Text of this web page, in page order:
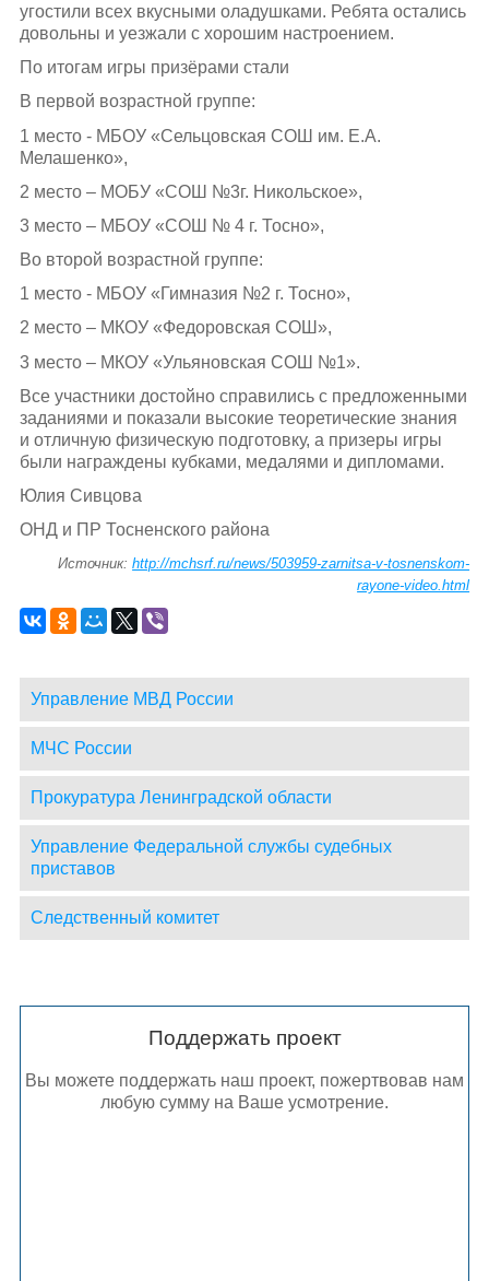
угостили всех вкусными оладушками. Ребята остались
довольны и уезжали с хорошим настроением.
По итогам игры призёрами стали
В первой возрастной группе:
1 место - МБОУ «Сельцовская СОШ им. Е.А.
Мелашенко»,
2 место – МОБУ «СОШ №3г. Никольское»,
3 место – МБОУ «СОШ № 4 г. Тосно»,
Во второй возрастной группе:
1 место - МБОУ «Гимназия №2 г. Тосно»,
2 место – МКОУ «Федоровская СОШ»,
3 место – МКОУ «Ульяновская СОШ №1».
Все участники достойно справились с предложенными
заданиями и показали высокие теоретические знания
и отличную физическую подготовку, а призеры игры
были награждены кубками, медалями и дипломами.
Юлия Сивцова
ОНД и ПР Тосненского района
Источник:http://mchsrf.ru/news/503959-zarnitsa-v-tosnenskom-
rayone-video.html
Управление МВД России
МЧС России
Прокуратура Ленинградской области
Управление Федеральной службы судебных
приставов
Следственный комитет
Поддержать проект
Вы можете поддержать наш проект, пожертвовав нам
любую сумму на Ваше усмотрение.